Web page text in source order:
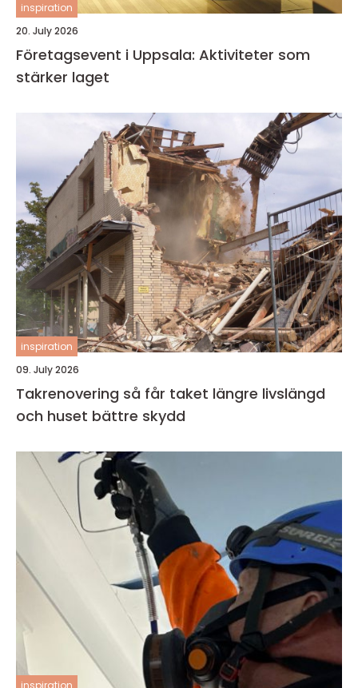
inspiration
20. July 2026
Företagsevent i Uppsala: Aktiviteter som
stärker laget
inspiration
09. July 2026
Takrenovering så får taket längre livslängd
och huset bättre skydd
inspiration